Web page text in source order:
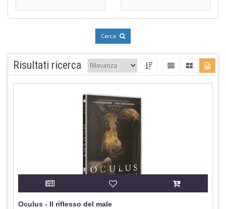
Cerca
Risultati ricerca
Oculus - Il riflesso del male